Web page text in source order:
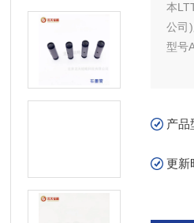
本
公司
型号
产品
更新